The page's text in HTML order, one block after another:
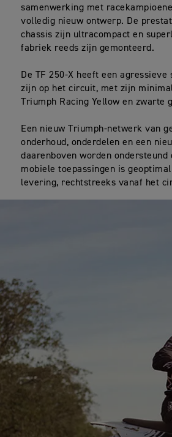
samenwerking met
volledig nieuw ontwerp. De
chassis zijn ultracompact en
fabriek reeds zijn gemonteerd.
De TF 250-X heeft een
zijn op het circuit, met zijn
Triumph Racing Yellow en zwarte
Een nieuw Triumph-netwerk van
onderhoud, onderdelen en een
daarenboven worden
mobiele toepassingen is
levering, rechtstreeks vanaf het